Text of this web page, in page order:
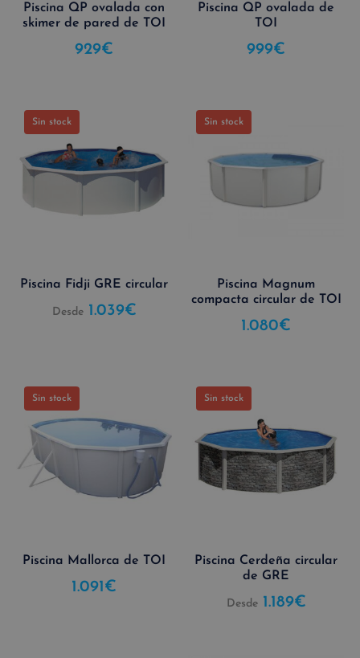
Piscina QP ovalada con
skimer de pared de TOI
929€
Piscina QP ovalada de
TOI
999€
Sin stock
Piscina Fidji GRE circular
Desde 1.039€
Sin stock
Piscina Magnum
compacta circular de TOI
1.080€
Sin stock
Piscina Mallorca de TOI
1.091 €
Sin stock
Piscina Cerdeña circular
de GRE
Desde 1.189€